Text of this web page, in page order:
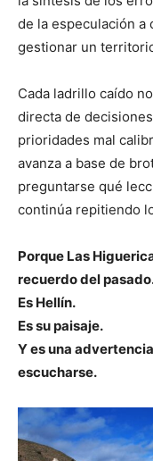
de la especulación a
gestionar un
Cada ladrillo caído
directa de
prioridades mal
avanza a base de
preguntarse qué
continúa repitiendo
Porque Las
recuerdo del
Es Hellín.
Es su paisaje.
Y es una
escucharse.